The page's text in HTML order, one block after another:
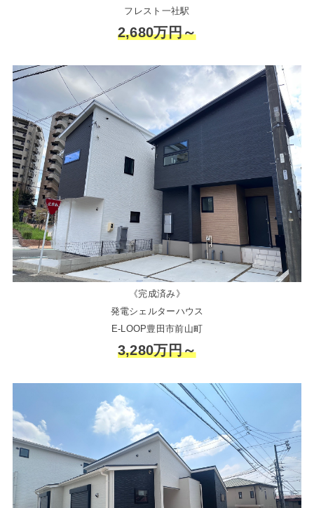
フレスト一社駅
2,680万円～
《完成済み》
発電シェルターハウス
E-LOOP豊田市前山町
3,280万円～